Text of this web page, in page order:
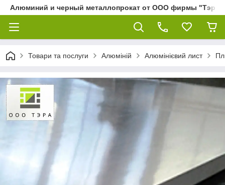
Алюминий и черный металлопрокат от ООО фирмы "Тэра"
Товари та послуги Алюміній Алюмінієвий лист